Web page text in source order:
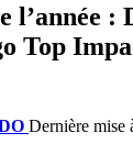
l’année :
Top
Dernière mise